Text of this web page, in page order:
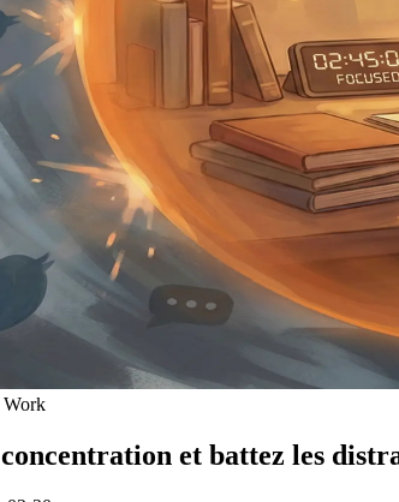
Work
et battez les